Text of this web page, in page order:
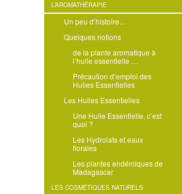
L’AROMATHÉRAPIE
Un peu d’histoire…
Quelques notions
de la plante aromatique à
l’huile essentielle …
Précaution d’emploi des
Huiles Essentielles
Les Huiles Essentielles
Une Huile Essentielle, c’est
quoi ?
Les Hydrolats et eaux
florales
Les plantes endémiques de
Madagascar
LES COSMÉTIQUES NATURELS